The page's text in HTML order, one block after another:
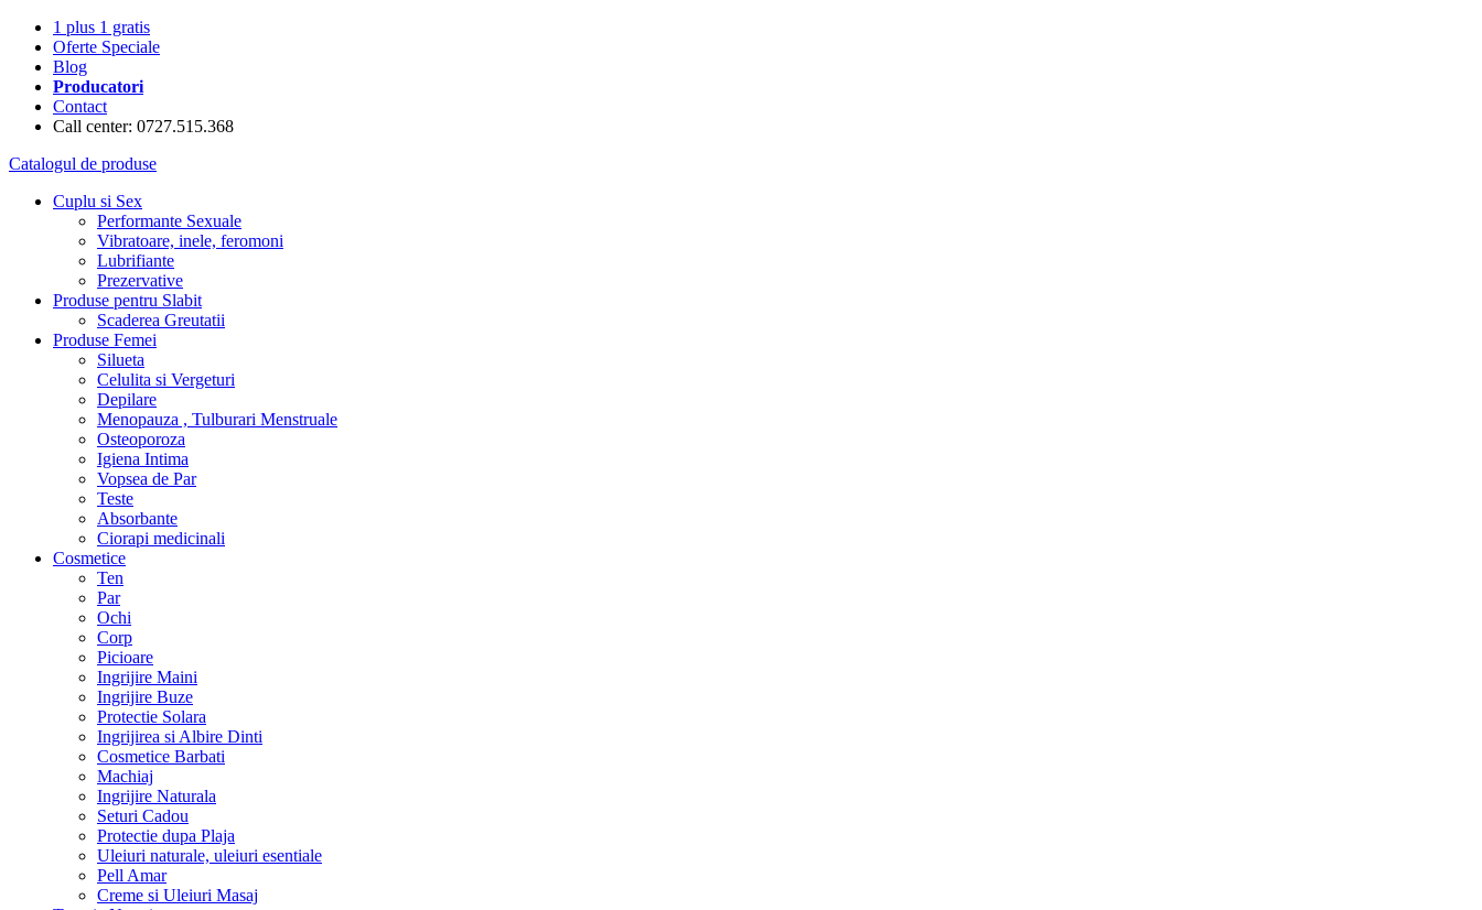
1 plus 1 gratis
Oferte Speciale
Blog
Producatori
Contact
Call center: 0727.515.368
Catalogul de produse
Cuplu si Sex
Performante Sexuale
Vibratoare, inele, feromoni
Lubrifiante
Prezervative
Produse pentru Slabit
Scaderea Greutatii
Produse Femei
Silueta
Celulita si Vergeturi
Depilare
Menopauza , Tulburari Menstruale
Osteoporoza
Igiena Intima
Vopsea de Par
Teste
Absorbante
Ciorapi medicinali
Cosmetice
Ten
Par
Ochi
Corp
Picioare
Ingrijire Maini
Ingrijire Buze
Protectie Solara
Ingrijirea si Albire Dinti
Cosmetice Barbati
Machiaj
Ingrijire Naturala
Seturi Cadou
Protectie dupa Plaja
Uleiuri naturale, uleiuri esentiale
Pell Amar
Creme si Uleiuri Masaj